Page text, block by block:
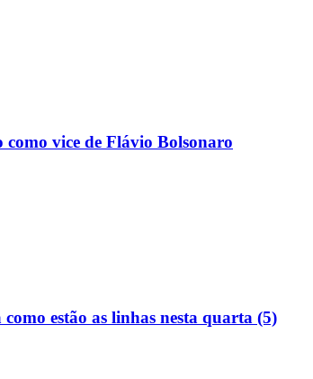
vice de Flávio Bolsonaro
estão as linhas nesta quarta (5)